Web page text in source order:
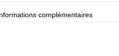
complémentaires